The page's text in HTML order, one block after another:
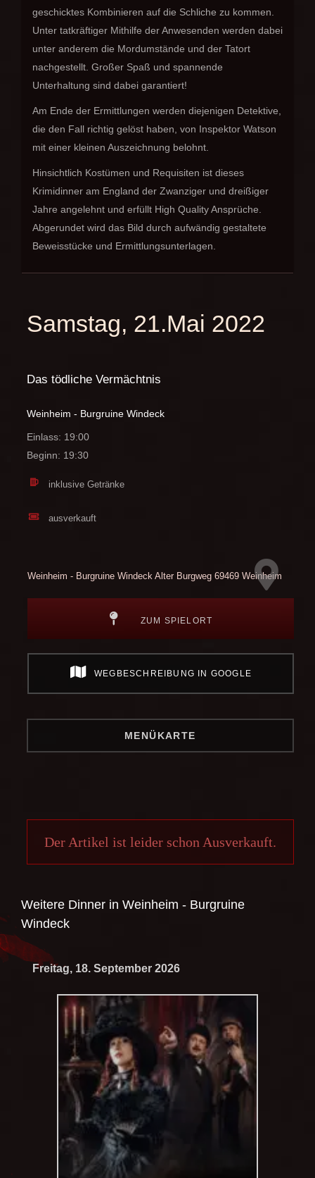
geschicktes Kombinieren auf die Schliche zu kommen.
Unter tatkräftiger Mithilfe der Anwesenden werden dabei
unter anderem die Mordumstände und der Tatort
nachgestellt. Großer Spaß und spannende
Unterhaltung sind dabei garantiert!
Am Ende der Ermittlungen werden diejenigen Detektive,
die den Fall richtig gelöst haben, von Inspektor Watson
mit einer kleinen Auszeichnung belohnt.
Hinsichtlich Kostümen und Requisiten ist dieses
Krimidinner am England der Zwanziger und dreißiger
Jahre angelehnt und erfüllt High Quality Ansprüche.
Abgerundet wird das Bild durch aufwändig gestaltete
Beweisstücke und Ermittlungsunterlagen.
Samstag, 21.Mai 2022
Das tödliche Vermächtnis
Weinheim - Burgruine Windeck
Einlass: 19:00
Beginn: 19:30
inklusive Getränke
ausverkauft
Weinheim - Burgruine WindeckAlter Burgweg 69469 Weinheim
ZUM SPIELORT
WEGBESCHREIBUNG IN GOOGLE
MENÜKARTE
Der Artikel ist leider schon Ausverkauft.
Weitere Dinner in Weinheim - Burgruine
Windeck
Freitag, 18. September 2026